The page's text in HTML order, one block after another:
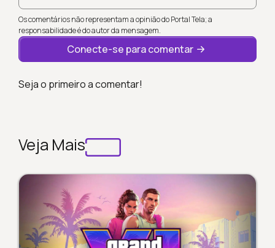
Os comentários não representam a opinião do Portal Tela; a
responsabilidade é do autor da mensagem.
Conecte-se para comentar
Seja o primeiro a comentar!
Veja Mais